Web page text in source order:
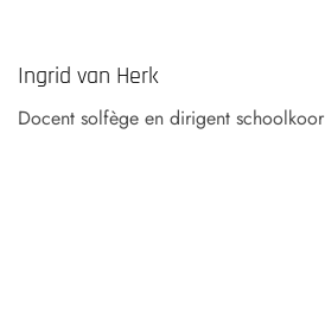
Ingrid van Herk
Docent solfège en dirigent schoolkoor